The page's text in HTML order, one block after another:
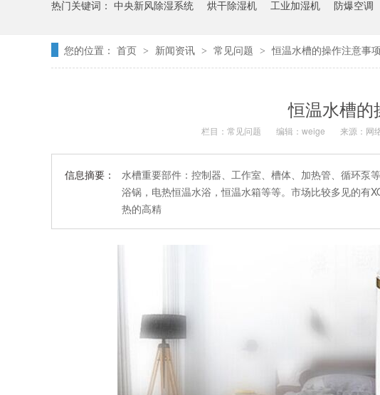
热门关键词： 中央新风除湿系统 烘干除湿机 工业加湿机 防爆空调
您的位置： 首页 > 新闻资讯 > 常见问题 > 恒温水槽的操作注意事项
恒温水槽的
栏目： 常见问题 编辑：weige 来源：网
信息摘要：
水槽重要部件：控制器、工作室、槽体、加热管、循环泵
浴锅，电热恒温水浴，恒温水箱等等。市场比较多见的有
热的高精